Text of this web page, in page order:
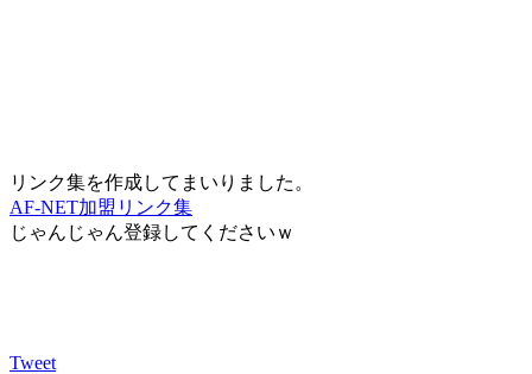
リンク集を作成してまいりました。
AF-NET加盟リンク集
じゃんじゃん登録してくださいｗ
Tweet